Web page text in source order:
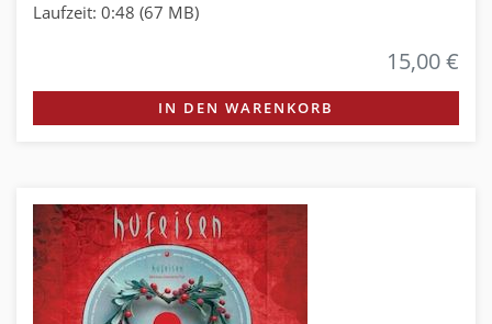
Laufzeit: 0:48 (67 MB)
15,00 €
IN DEN WARENKORB